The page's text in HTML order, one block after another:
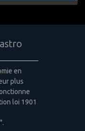
en
plus
loi 1901